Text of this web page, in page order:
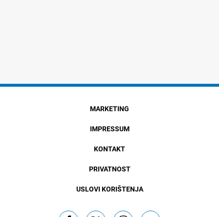
MARKETING
IMPRESSUM
KONTAKT
PRIVATNOST
USLOVI KORIŠTENJA